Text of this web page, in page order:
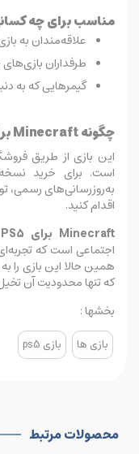
مناسب برای چه
علاقه‌مندان به
طرفداران
گیمرهایی که به
چگونه Minecraft برای PS5 را خریداری کنیم؟
این بازی از طریق
است. برای خرید
به‌روزرسانی‌های رسمی،
اقدام کنید.
Minecraft برای PS5
اجتماعی است که
همین حالا این بازی را
که تنها محدودیت آن
بخشها :
بازی ها بازی ps5
محصولات مرتبط